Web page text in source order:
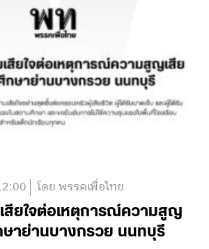
โดย พรรคเพื่อไทย
สียใจต่อเหตุการณ์ความสูญ
ษาย่านบางกรวย นนทบุรี